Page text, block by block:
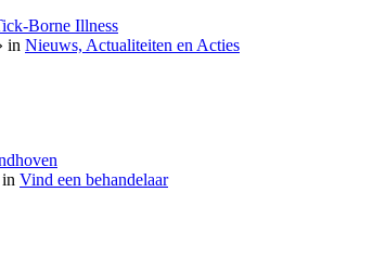
Borne Illness
in Nieuws, Actualiteiten en Acties
Vind een behandelaar